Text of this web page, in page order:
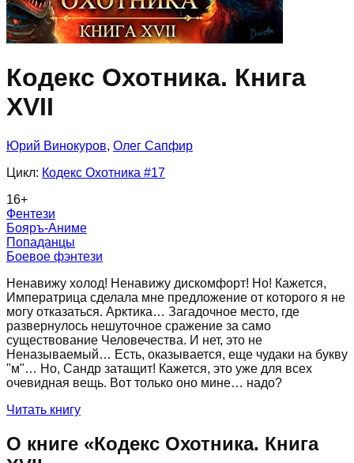
Кодекс Охотника. Книга
XVII
Юрий Винокуров, Олег Сапфир
Цикл: Кодекс Охотника #17
16+
Фентези
Бояръ-Аниме
Попаданцы
Боевое фэнтези
Ненавижу холод! Ненавижу дискомфорт! Но! Кажется,
Императрица сделала мне предложение от которого я не
могу отказаться. Арктика… Загадочное место, где
развернулось нешуточное сражение за само
существование Человечества. И нет, это не
Неназываемый… Есть, оказывается, еще чудаки на букву
"м"… Но, Сандр затащит! Кажется, это уже для всех
очевидная вещь. Вот только оно мине… надо?
Читать книгу
О книге «Кодекс Охотника. Книга